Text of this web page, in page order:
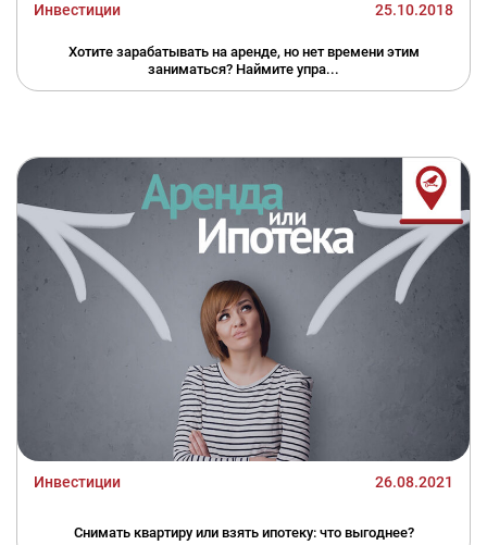
Инвестиции 25.10.2018
Хотите зарабатывать на аренде, но нет времени этим
заниматься? Наймите упра...
Инвестиции 26.08.2021
Снимать квартиру или взять ипотеку: что выгоднее?